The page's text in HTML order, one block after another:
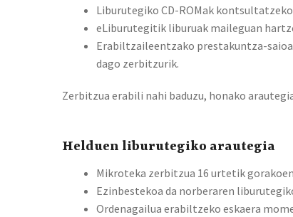
Liburutegiko CD-ROMak
eLiburutegitik liburuak maileguan
Erabiltzaileentzako prestakuntza-
dago zerbitzurik.
Zerbitzua erabili nahi baduzu, honako
Helduen liburutegiko arautegia
Mikroteka zerbitzua 16 urtetik
Ezinbestekoa da norberaren
Ordenagailua erabiltzeko eskaera